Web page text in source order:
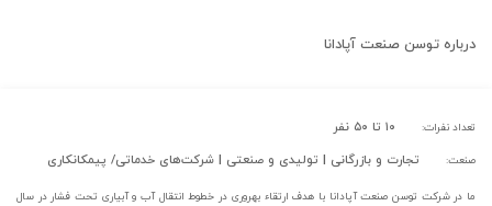
درباره توسن صنعت آپادانا
تعداد نفرات: ۱۰ تا ۵۰ نفر
صنعت: تجارت و بازرگانی | تولیدی و صنعتی | شرکت‌های خدماتی/ پیمکانکاری
ما در شرکت توسن صنعت آپادانا با هدف ارتقاء بهروری در خطوط انتقال آب و آبیاری تحت فشار در سال